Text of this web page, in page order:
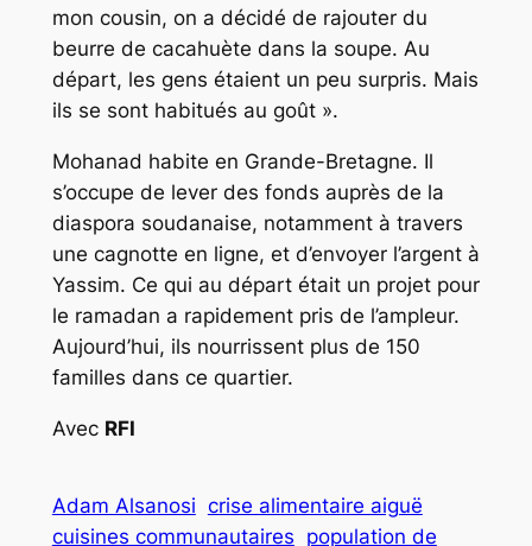
mon cousin, on a décidé de rajouter du
beurre de cacahuète dans la soupe. Au
départ, les gens étaient un peu surpris. Mais
ils se sont habitués au goût ».
Mohanad habite en Grande-Bretagne. Il
s’occupe de lever des fonds auprès de la
diaspora soudanaise, notamment à travers
une cagnotte en ligne, et d’envoyer l’argent à
Yassim. Ce qui au départ était un projet pour
le ramadan a rapidement pris de l’ampleur.
Aujourd’hui, ils nourrissent plus de 150
familles dans ce quartier.
Avec RFI
Adam Alsanosi crise alimentaire aiguë
cuisines communautaires population de